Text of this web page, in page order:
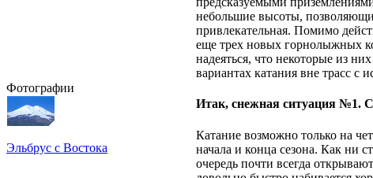
Фотографии
Эльбрус с Востока
небольшие высоты,
привлекательная. Помимо
еще трех новых горнолыжных
надеяться, что некоторые из
вариантах катания вне трасс с
Итак, снежная ситуация №1.
Катание возможно только на
начала и конца сезона. Как ни
очередь почти всегда